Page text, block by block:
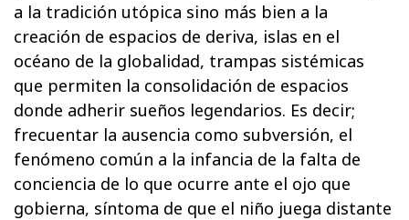
a la tradición utópica sino más bien a la
creación de espacios de deriva, islas en el
océano de la globalidad, trampas sistémicas
que permiten la consolidación de espacios
donde adherir sueños legendarios. Es decir;
frecuentar la ausencia como subversión, el
fenómeno común a la infancia de la falta de
conciencia de lo que ocurre ante el ojo que
gobierna, síntoma de que el niño juega distante